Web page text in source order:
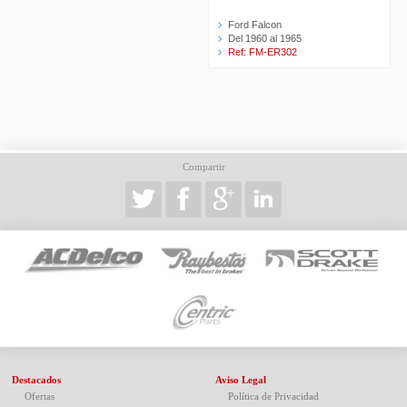
Ford Falcon
Del 1960 al 1965
Ref: FM-ER302
Compartir
Destacados
Ofertas
Aviso Legal
Política de Privacidad